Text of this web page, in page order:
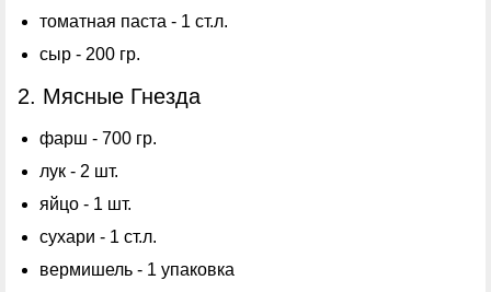
томатная паста - 1 ст.л.
сыр - 200 гр.
2. Мясные Гнезда
фарш - 700 гр.
лук - 2 шт.
яйцо - 1 шт.
сухари - 1 ст.л.
вермишель - 1 упаковка